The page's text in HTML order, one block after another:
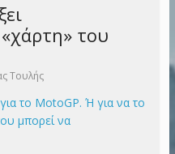
του
Τουλής
το MotoGP. Ή για να το
μπορεί να